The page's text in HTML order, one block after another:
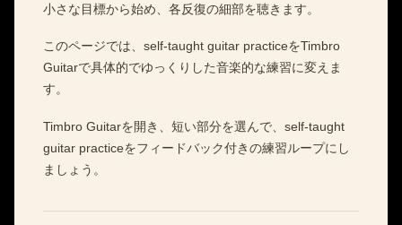
小さな目標から始め、各反復の細部を聴きます。
このページでは、self-taught guitar practiceをTimbro
Guitarで具体的でゆっくりした音楽的な練習に変えま
す。
Timbro Guitarを開き、短い部分を選んで、self-taught
guitar practiceをフィードバック付きの練習ループにし
ましょう。